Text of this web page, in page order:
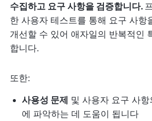
수집하고 요구 사항을 검증합니다.
한 사용자 테스트를 통해 요구 사항
개선할 수 있어 애자일의 반복적인
합니다.
또한:
사용성 문제 및 사용자 요구 사
에 파악하는 데 도움이 됩니다